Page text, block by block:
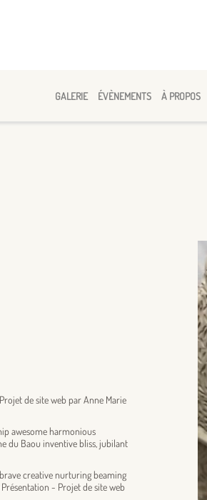
GALERIE ÉVÈNEMENTS À PROPOS
de site web par Anne Marie
awesome harmonious
du Baou inventive bliss, jubilant
creative nurturing beaming
- Projet de site web